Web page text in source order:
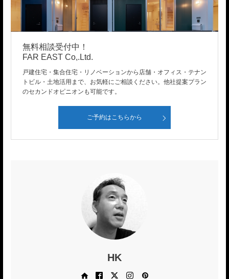
無料相談受付中！
FAR EAST Co,.Ltd.
戸建住宅・集合住宅・リノベーションから店舗・オフィス・テナン
トビル・土地活用まで、お気軽にご相談ください。他社提案プラン
のセカンドオピニオンも可能です。
ご予約はこちらから
HK
InstagramPinterest